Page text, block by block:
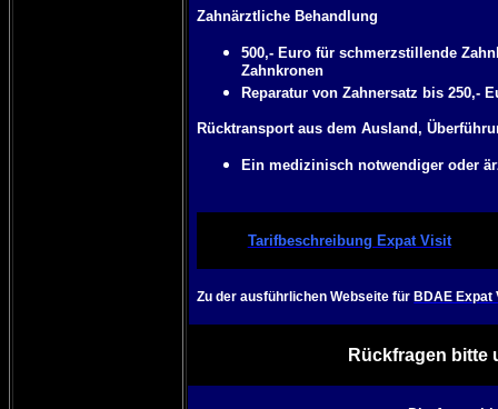
Zahnärztliche Behandlung
500,- Euro für schmerzstillende
Zahnkronen
Reparatur von Zahnersatz bis 250,-
Rücktransport aus dem Ausland,
Ein medizinisch notwendiger oder
Tarifbeschreibung Expat Visit
Zu der ausführlichen Webseite für BDAE
Rückfragen bitte